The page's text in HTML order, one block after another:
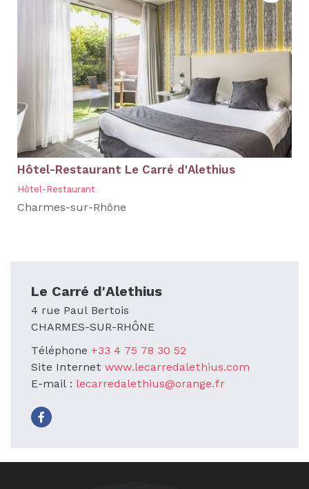
Le Carré d'Alethius
4 rue Paul Bertois
CHARMES-SUR-RHÔNE
Téléphone +33 4 75 78 30 52
Site Internet www.lecarredalethius.com
E-mail : lecarredalethius@orange.fr
Hôtel-Restaurant Le Carré d'Alethius
Hôtel-Restaurant
Charmes-sur-Rhône